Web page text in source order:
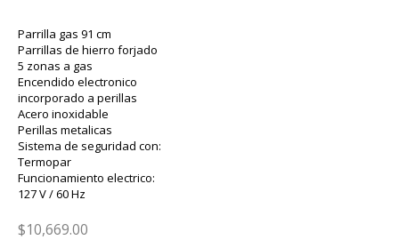
Parrilla gas 91 cm
Parrillas de hierro forjado
5 zonas a gas
Encendido electronico
incorporado a perillas
Acero inoxidable
Perillas metalicas
Sistema de seguridad con:
Termopar
Funcionamiento electrico:
127 V / 60 Hz
$10,669.00